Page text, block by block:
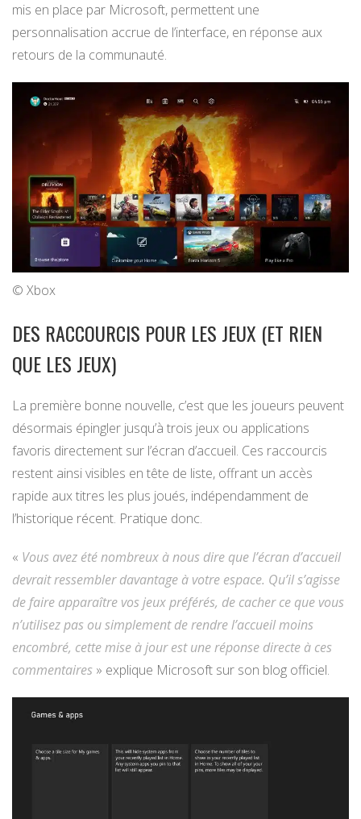
mis en place par Microsoft, permettent une
personnalisation accrue de l’interface, en réponse aux
retours de la communauté.
© Xbox
DES RACCOURCIS POUR LES JEUX (ET RIEN
QUE LES JEUX)
La première bonne nouvelle, c’est que les joueurs peuvent
désormais épingler jusqu’à trois jeux ou applications
favoris directement sur l’écran d’accueil. Ces raccourcis
restent ainsi visibles en tête de liste, offrant un accès
rapide aux titres les plus joués, indépendamment de
l’historique récent. Pratique donc.
« Vous avez été nombreux à nous dire que l’écran d’accueil
devrait ressembler davantage à votre espace. Qu’il s’agisse
de faire apparaître vos jeux préférés, de cacher ce que vous
n’utilisez pas ou simplement de rendre l’accueil moins
encombré, cette mise à jour est une réponse directe à ces
commentaires » explique Microsoft sur son blog officiel.